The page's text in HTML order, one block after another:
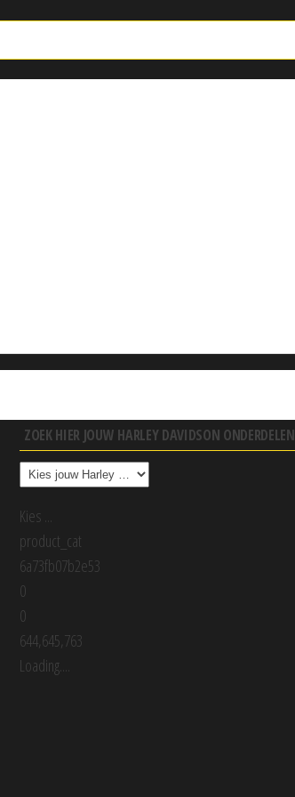
ZOEK HIER JOUW HARLEY DAVIDSON ONDERDELEN
Kies ...
product_cat
6a73fb07b2e53
0
0
644,645,763
Loading....